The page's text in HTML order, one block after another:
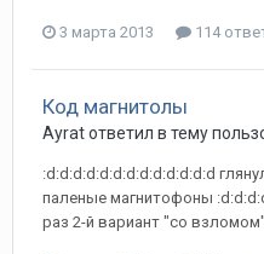
3 марта 2013 114
Код магнитолы
Ayratответил в тему
:d:d:d:d:d:d:d:d:d:d:d:d:d
паленые магнитофоны
раз 2-й вариант "со